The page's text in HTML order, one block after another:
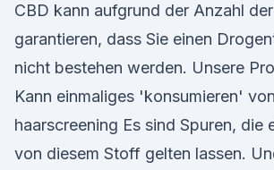
CBD kann aufgrund der Anzahl
garantieren, dass Sie einen
nicht bestehen werden. Unsere
Kann einmaliges 'konsumieren'
haarscreening Es sind Spuren, die
von diesem Stoff gelten lassen.